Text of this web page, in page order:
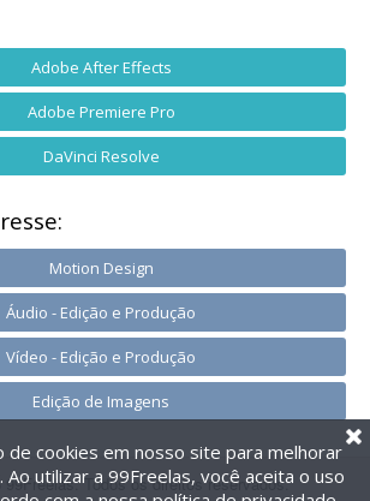
Adobe After Effects
Adobe Premiere Pro
DaVinci Resolve
Motion Design
Áudio - Edição e Produção
Vídeo - Edição e Produção
Edição de Imagens
99Freelas. Todos os direitos reservados.
de cookies em nosso site para melhorar
Ao utilizar a 99Freelas, você aceita o uso